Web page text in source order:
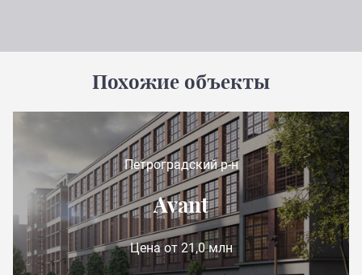
Похожие объекты
Петроградский р-н
Avant
Цена от 21,0 млн